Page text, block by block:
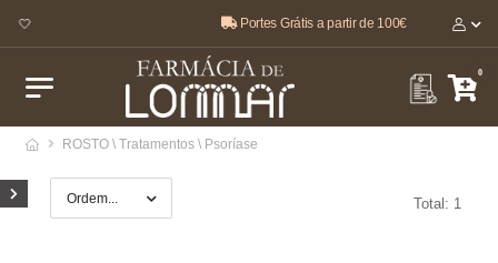
🤍 Portes Grátis a partir de 100€
0
ROSTO \ Tratamentos \ Psoríase
Total: 1